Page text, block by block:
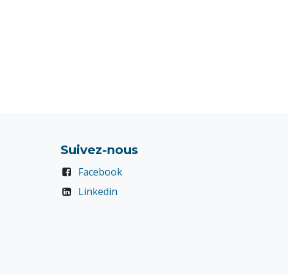
Suivez-nous
Facebook
Linkedin